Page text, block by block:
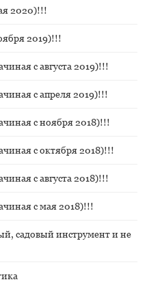
2020)!!!
2019)!!!
с августа 2019)!!!
с апреля 2019)!!!
с ноября 2018)!!!
с октября 2018)!!!
с августа 2018)!!!
с мая 2018)!!!
садовый инструмент и не